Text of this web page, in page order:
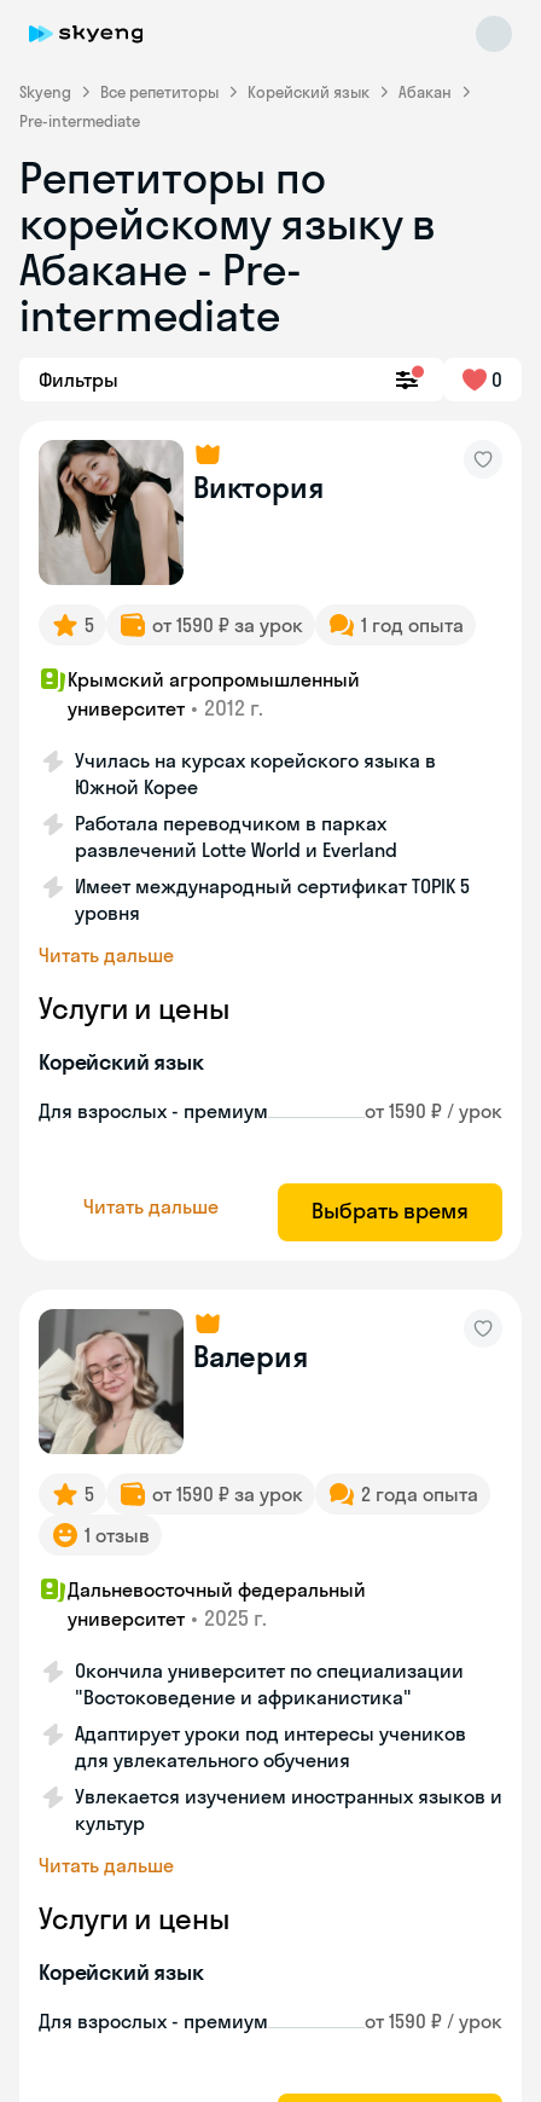
Skyeng Все репетиторы Корейский язык
Абакан
Pre-intermediate
Репетиторы по
корейскому языку в
Абакане - Pre-
intermediate
Фильтры 0
Виктория
5 от 1590 ₽ за урок 1 год опыта
Крымский агропромышленный
университет • 2012 г.
Училась на курсах корейского языка в
Южной Корее
Работала переводчиком в парках
развлечений Lotte World и Everland
Имеет международный сертификат TOPIK 5
уровня
Читать дальше
Услуги и цены
Корейский язык
Для взрослых - премиум от 1590 ₽ / урок
Читать дальше Выбрать время
Валерия
5 от 1590 ₽ за урок
2 года опыта
1 отзыв
Дальневосточный федеральный
университет • 2025 г.
Окончила университет по специализации
"Востоковедение и африканистика"
Адаптирует уроки под интересы учеников
для увлекательного обучения
Увлекается изучением иностранных языков и
культур
Читать дальше
Услуги и цены
Корейский язык
Для взрослых - премиум от 1590 ₽ / урок
online